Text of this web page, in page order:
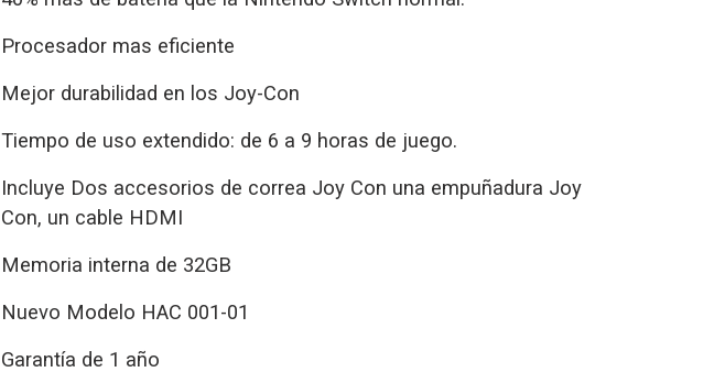
Procesador mas eficiente
Mejor durabilidad en los Joy-Con
Tiempo de uso extendido: de 6 a 9 horas de juego.
Incluye Dos accesorios de correa Joy Con una empuñadura Joy
Con, un cable HDMI
Memoria interna de 32GB
Nuevo Modelo HAC 001-01
Garantía de 1 año